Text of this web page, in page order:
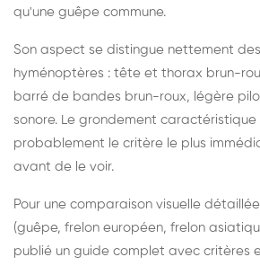
qu'une guêpe commune.
Son aspect se distingue nettement
hyménoptères : tête et thorax brun-
barré de bandes brun-roux, légère
sonore. Le grondement
probablement le critère le plus
avant de le voir.
Pour une comparaison visuelle
(guêpe, frelon européen, frelon
publié un guide complet avec critères